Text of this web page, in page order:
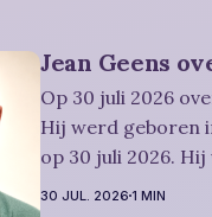
Jean Geens
Op 30 juli 2026
Hij werd geboren
op 30 juli 2026. Hij
Dries-Hulsmans: Plechtigheid: U wordt vriendelijk uitgenodigd om
30 JUL. 2026 1 MIN